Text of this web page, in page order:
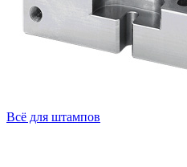
Всё для штампов